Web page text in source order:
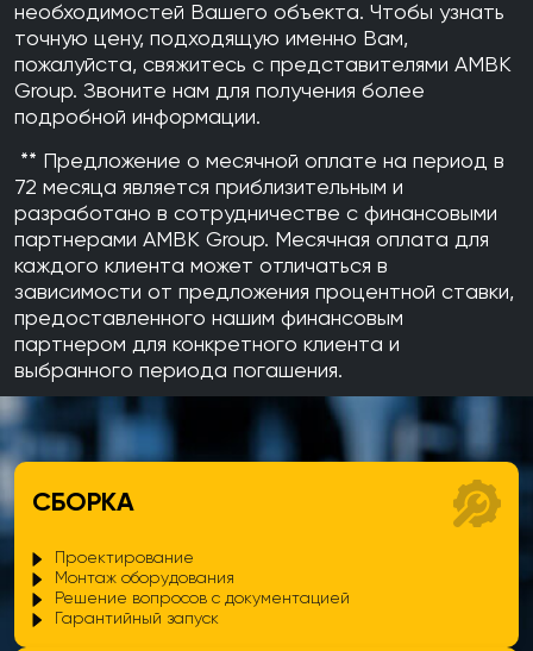
необходимостей Вашего объекта. Чтобы узнать
точную цену, подходящую именно Вам,
пожалуйста, свяжитесь с представителями AMBK
Group. Звоните нам для получения более
подробной информации.
** Предложение о месячной оплате на период в
72 месяца является приблизительным и
разработано в сотрудничестве с финансовыми
партнерами AMBK Group. Месячная оплата для
каждого клиента может отличаться в
зависимости от предложения процентной ставки,
предоставленного нашим финансовым
партнером для конкретного клиента и
выбранного периода погашения.
СБОРКА
Проектирование
Монтаж оборудования
Решение вопросов с документацией
Гарантийный запуск